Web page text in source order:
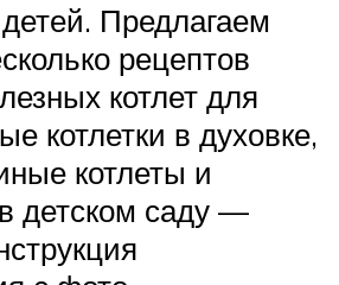
Предлагаем
рецептов
котлет для
котлетки в духовке,
котлеты и
детском саду —